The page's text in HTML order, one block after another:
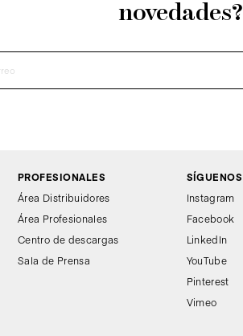
novedades?
PROFESIONALES
Área Distribuidores
Área Profesionales
Centro de descargas
Sala de Prensa
SÍGUENOS
Instagram
Facebook
LinkedIn
YouTube
Pinterest
Vimeo